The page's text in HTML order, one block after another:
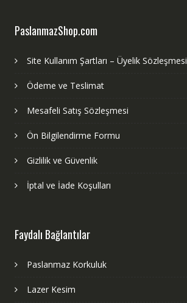
PaslanmazShop.com
Site Kullanım Şartları – Üyelik Sözleşmesi
Ödeme ve Teslimat
Mesafeli Satış Sözleşmesi
Ön Bilgilendirme Formu
Gizlilik ve Güvenlik
İptal ve İade Koşulları
Faydalı Bağlantılar
Paslanmaz Korkuluk
Lazer Kesim